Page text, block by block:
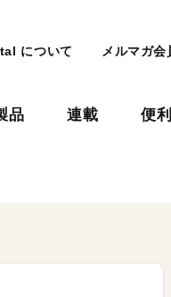
について メルマガ会
品 連載 便